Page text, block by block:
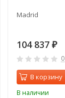
Madrid
104 837 ₽
0
В корзину
В наличии